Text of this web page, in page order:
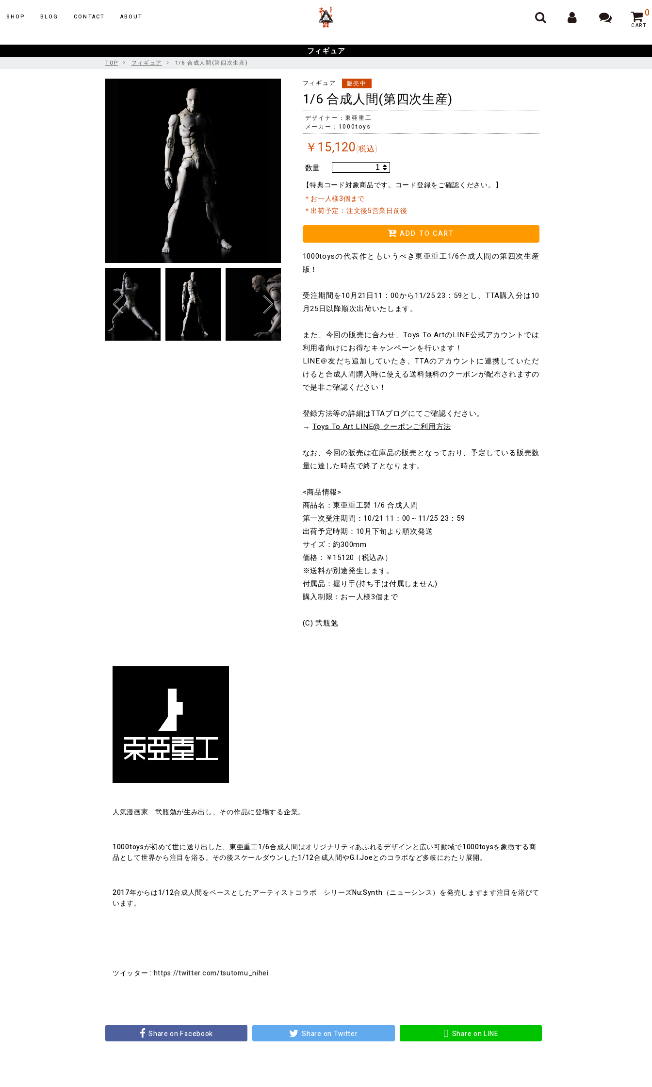
ポーカー
SHOP BLOG CONTACT ABOUT
CART
0
フィギュア
TOP フィギュア 1/6 合成人間(第四次生産)
フィギュア 販売中
1/6 合成人間(第四次生産)
デザイナー：東亜重工
メーカー：1000toys
￥15,120(税込)
数量
【特典コード対象商品です。コード登録をご確認ください。】
＊お一人様3個まで
＊出荷予定：注文後5営業日前後
ADD TO CART
1000toysの代表作ともいうべき東亜重工1/6合成人間の第四次生産
版！
受注期間を10月21日11：00から11/25 23：59とし、TTA購入分は10
月25日以降順次出荷いたします。
また、今回の販売に合わせ、Toys To ArtのLINE公式アカウントでは
利用者向けにお得なキャンペーンを行います！
LINE＠友だち追加していたき、TTAのアカウントに連携していただ
けると合成人間購入時に使える送料無料のクーポンが配布されますの
で是非ご確認ください！
登録方法等の詳細はTTAブログにてご確認ください。
→Toys To Art LINE@ クーポンご利用方法
なお、今回の販売は在庫品の販売となっており、予定している販売数
量に達した時点で終了となります。
<商品情報>
商品名：東亜重工製 1/6 合成人間
第一次受注期間：10/21 11：00～11/25 23：59
出荷予定時期：10月下旬より順次発送
サイズ：約300mm
価格：￥15120（税込み）
※送料が別途発生します。
付属品：握り手(持ち手は付属しません)
購入制限：お一人様3個まで
(C) 弐瓶勉
人気漫画家 弐瓶勉が生み出し、その作品に登場する企業。
1000toysが初めて世に送り出した、東亜重工1/6合成人間はオリジナリティあふれるデザインと広い可動域で1000toysを象徴する商
品として世界から注目を浴る。その後スケールダウンした1/12合成人間やG.I.Joeとのコラボなど多岐にわたり展開。
2017年からは1/12合成人間をベースとしたアーティストコラボ シリーズNu:Synth（ニューシンス）を発売しますます注目を浴びて
います。
ツイッター : https://twitter.com/tsutomu_nihei
Share on Facebook Share on Twitter Share on LINE